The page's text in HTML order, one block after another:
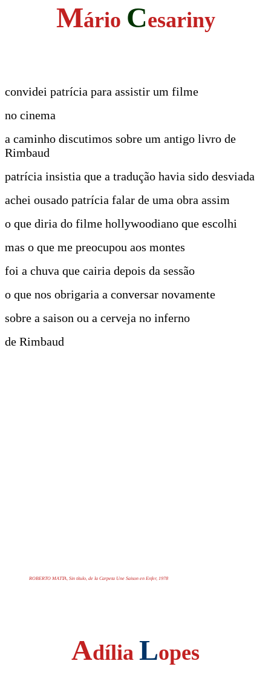
Mário Cesariny
convidei patrícia para assistir um filme
no cinema
a caminho discutimos sobre um antigo livro de
Rimbaud
patrícia insistia que a tradução havia sido desviada
achei ousado patrícia falar de uma obra assim
o que diria do filme hollywoodiano que escolhi
mas o que me preocupou aos montes
foi a chuva que cairia depois da sessão
o que nos obrigaria a conversar novamente
sobre a saison ou a cerveja no inferno
de Rimbaud
ROBERTO MATTA, Sin título, de la Carpeta Une Saison en Enfer, 1978
Adília Lopes